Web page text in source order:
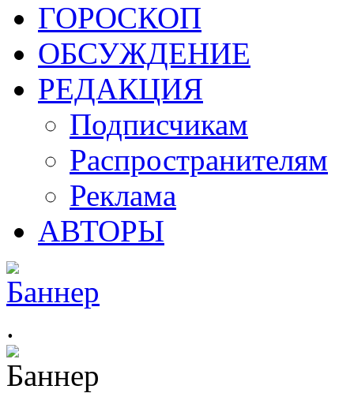
ГОРОСКОП
ОБСУЖДЕНИЕ
РЕДАКЦИЯ
Подписчикам
Распространителям
Реклама
АВТОРЫ
.